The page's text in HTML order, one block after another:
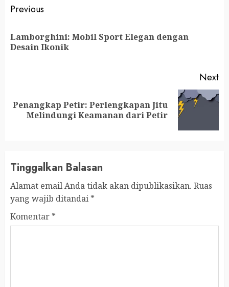
Continue
Reading
Previous
Lamborghini: Mobil Sport Elegan dengan
Desain Ikonik
Next
Next
post:
Penangkap Petir: Perlengkapan Jitu
Melindungi Keamanan dari Petir
Tinggalkan Balasan
Alamat email Anda tidak akan dipublikasikan. Ruas
yang wajib ditandai *
Komentar *